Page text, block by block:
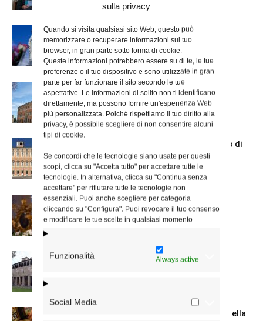
sulla privacy
Quando si visita qualsiasi sito Web, questo può
memorizzare o recuperare informazioni sul tuo
browser, in gran parte sotto forma di cookie.
Queste informazioni potrebbero essere su di te, le tue
preferenze o il tuo dispositivo e sono utilizzate in gran
parte per far funzionare il sito secondo le tue
aspettative. Le informazioni di solito non ti identificano
direttamente, ma possono fornire un'esperienza Web
più personalizzata. Poiché rispettiamo il tuo diritto alla
privacy, è possibile scegliere di non consentire alcuni
tipi di cookie.
Se concordi che le tecnologie siano usate per questi
scopi, clicca su "Accetta tutto" per accettare tutte le
tecnologie. In alternativa, clicca su "Continua senza
accettare" per rifiutare tutte le tecnologie non
essenziali. Puoi anche scegliere per categoria
cliccando su "Configura". Puoi revocare il tuo consenso
e modificare le tue scelte in qualsiasi momento
Funzionalità Always active
Social Media
Dal 28 al 31 agosto il pellegrinaggio
diocesano a Lourdes
Nuove nomine nella diocesi di Roma
Chiusura estiva degli Uffici del Vicariato di
Roma
La Madonna della Neve a Santa Maria
Maggiore
La Giornata mondiale dei nonni e degli
Azzardo: a Termini il centro d’ascolto della